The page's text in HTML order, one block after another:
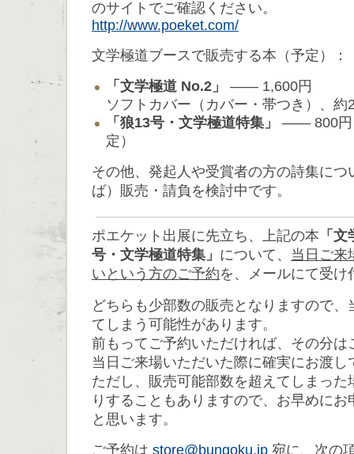
のサイトでご確認ください。
http://www.poeket.com/
文学極道ブースで販売する本（予定）：
「文学極道 No.2」
―― 1,600円
ソフトカバー（カバー・帯つき）、約
「狼13号・文学極道特集」
―― 800円
定）
その他、発起人や受賞者の方の詩集につ
ば）販売・請負を検討中です。
ポエケット出展に先立ち、上記の本 「
号・文学極道特集」 について、 当日ご来
いという方のご予約を、メールにて受け
どちらも少部数の販売となりますので
てしまう可能性があります。
前もってご予約いただければ、その分は
当日ご来場いただいた際に確実にお渡し
ただし、販売可能部数を超えてしまった
りすることもありますので、お早めに
と思います。
ご予約は store@bungoku.jp 宛に、次の